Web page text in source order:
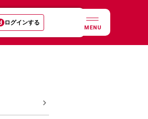
ログインする
MENU